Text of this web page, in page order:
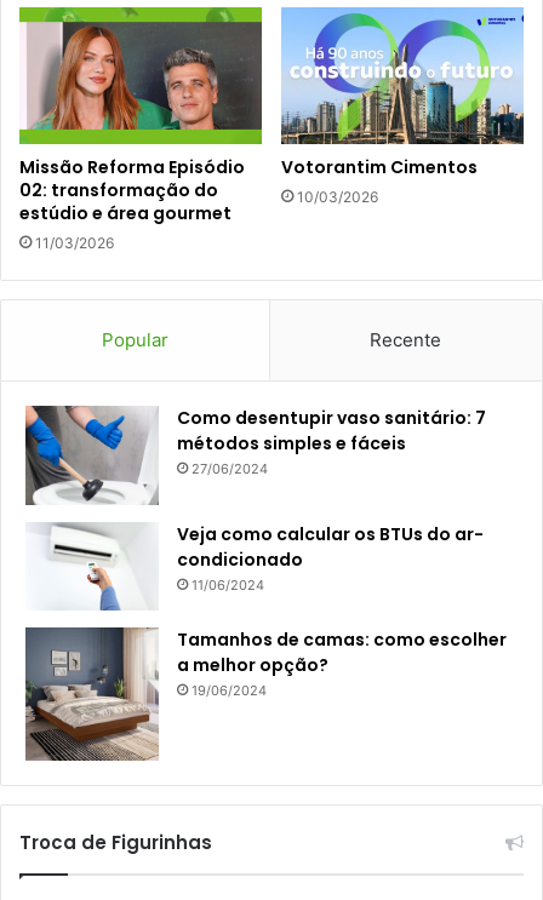
Missão Reforma Episódio
02: transformação do
estúdio e área gourmet
11/03/2026
Votorantim Cimentos
10/03/2026
Popular Recente
Como desentupir vaso sanitário: 7
métodos simples e fáceis
27/06/2024
Veja como calcular os BTUs do ar-
condicionado
11/06/2024
Tamanhos de camas: como escolher
a melhor opção?
19/06/2024
Troca de Figurinhas